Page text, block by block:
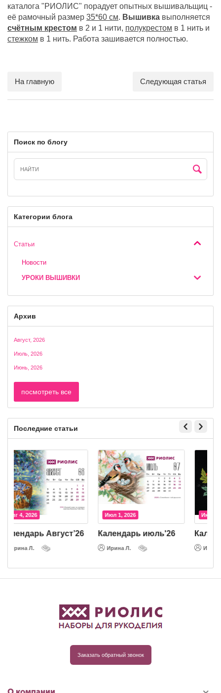
каталога "РИОЛИС" порадует опытных вышивальщиц -
её рамочный размер 35*60 см. Вышивка выполняется
счётным крестом в 2 и 1 нити, полукрестом в 1 нить и
стежком в 1 нить. Работа зашивается полностью.
На главную Следующая статья
Поиск по блогу
Категории блога
Статьи
Новости
УРОКИ ВЫШИВКИ
Архив
Август, 2026
Июль, 2026
Июнь, 2026
посмотреть все
Последние статьи
Авг 4, 2026
Календарь Август’26
Ирина Л.
Июл 1, 2026
Календарь июль'26
Ирина Л.
Заказать обратный звонок